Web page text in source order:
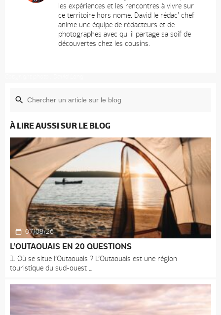
les expériences et les rencontres à vivre sur
ce territoire hors nome. David le rédac’ chef
anime une équipe de rédacteurs et de
photographes avec qui il partage sa soif de
découvertes chez les cousins.
À LIRE AUSSI SUR LE BLOG
07/08/26
L’OUTAOUAIS EN 20 QUESTIONS
1. Où se situe l’Outaouais ? L’Outaouais est une région
touristique du sud-ouest